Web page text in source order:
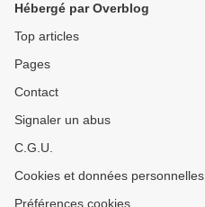
Hébergé par Overblog
Top articles
Pages
Contact
Signaler un abus
C.G.U.
Cookies et données personnelles
Préférences cookies